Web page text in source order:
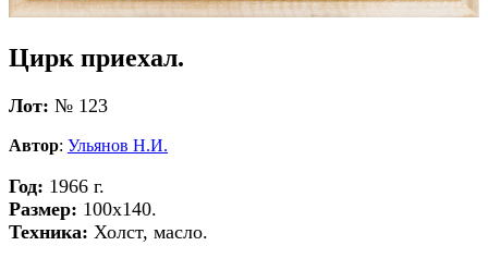
Цирк приехал.
Лот: № 123
Автор: Ульянов Н.И.
Год: 1966 г.
Размер: 100х140.
Техника: Холст, масло.